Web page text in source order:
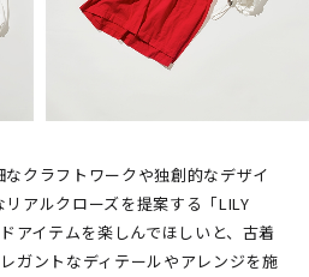
クラフトワークや独創的なデザイ
アルクローズを提案する「LILY
アイテムを楽しんでほしいと、古着
ガントなディテールやアレンジを施